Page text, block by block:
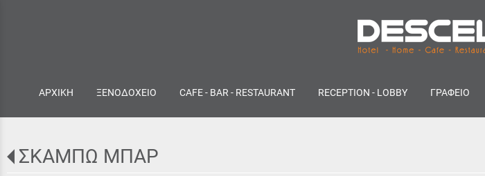
ΑΡΧΙΚΗ ΞΕΝΟΔΟΧΕΙΟ CAFE - BAR - RESTAURANT RECEPTION - LOBBY ΓΡΑΦΕΙΟ
ΣΚΑΜΠΩ ΜΠΑΡ